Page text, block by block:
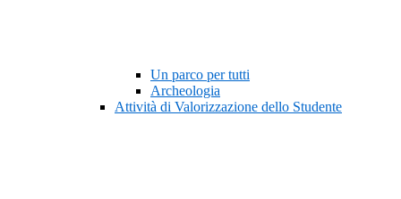
Un parco per tutti
Archeologia
Attività di Valorizzazione dello Studente